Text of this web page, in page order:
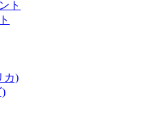
ト
カ)
)